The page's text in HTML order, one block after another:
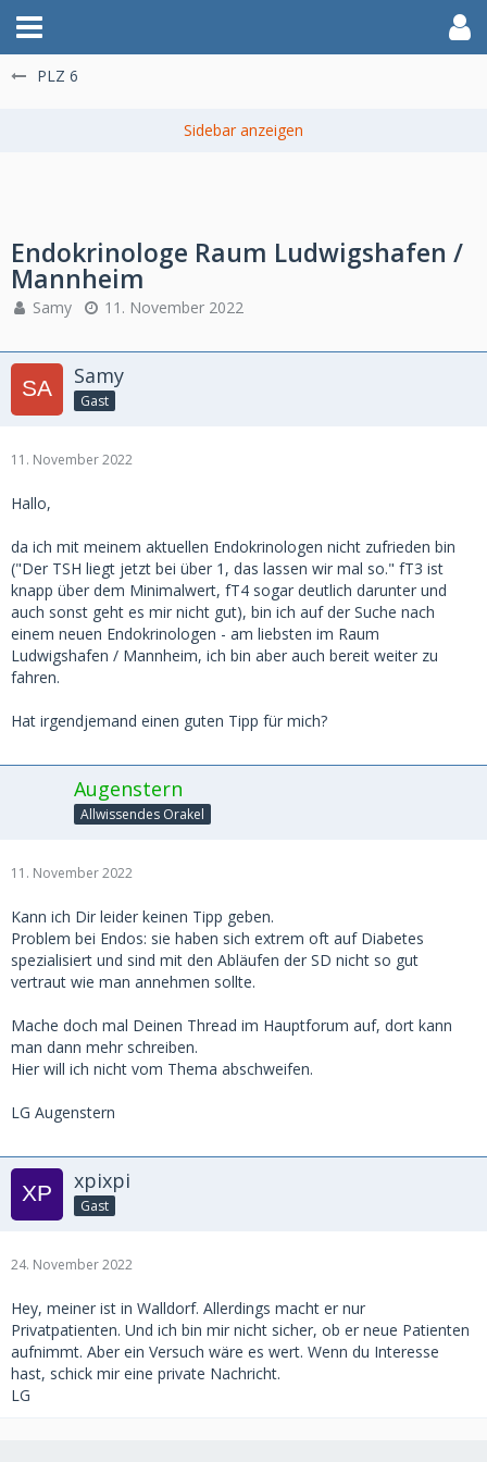
PLZ 6
Endokrinologe Raum Ludwigshafen /
Mannheim
Samy 11. November 2022
Samy
Gast
11. November 2022
Hallo,
da ich mit meinem aktuellen Endokrinologen nicht zufrieden bin
("Der TSH liegt jetzt bei über 1, das lassen wir mal so." fT3 ist
knapp über dem Minimalwert, fT4 sogar deutlich darunter und
auch sonst geht es mir nicht gut), bin ich auf der Suche nach
einem neuen Endokrinologen - am liebsten im Raum
Ludwigshafen / Mannheim, ich bin aber auch bereit weiter zu
fahren.
Hat irgendjemand einen guten Tipp für mich?
Augenstern
Allwissendes Orakel
11. November 2022
Kann ich Dir leider keinen Tipp geben.
Problem bei Endos: sie haben sich extrem oft auf Diabetes
spezialisiert und sind mit den Abläufen der SD nicht so gut
vertraut wie man annehmen sollte.
Mache doch mal Deinen Thread im Hauptforum auf, dort kann
man dann mehr schreiben.
Hier will ich nicht vom Thema abschweifen.
LG Augenstern
xpixpi
Gast
24. November 2022
Hey, meiner ist in Walldorf. Allerdings macht er nur
Privatpatienten. Und ich bin mir nicht sicher, ob er neue Patienten
aufnimmt. Aber ein Versuch wäre es wert. Wenn du Interesse
hast, schick mir eine private Nachricht.
LG